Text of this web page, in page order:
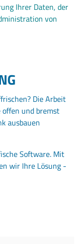
Ihrer Daten, der
von
Die Arbeit
und bremst
ausbauen
Software. Mit
wir Ihre Lösung -